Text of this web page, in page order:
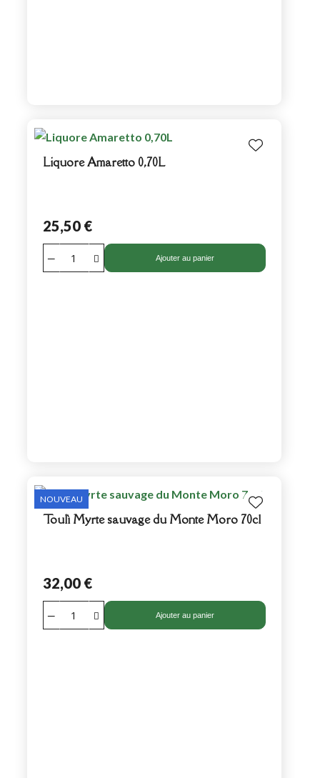
Liquore Amaretto 0,70L
25,50 €
Ajouter au panier
Toulì Myrte sauvage du Monte Moro 70cl
32,00 €
Ajouter au panier
NOUVEAU